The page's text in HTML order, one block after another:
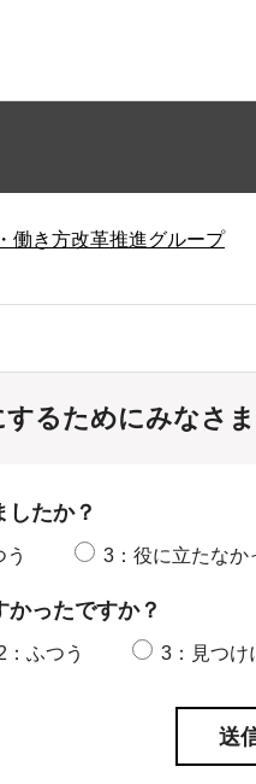
働き方改革推進グループ
るためにみなさ
したか？
う 3：役に立たなか
ったですか？
：ふつう 3：見つけ